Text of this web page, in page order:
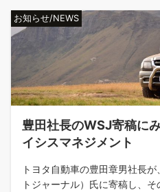
お知らせ/NEWS
豊田社長のWSJ寄稿に
イシスマネジメント
トヨタ自動車の豊田章男社長
トジャーナル）氏に寄稿し、